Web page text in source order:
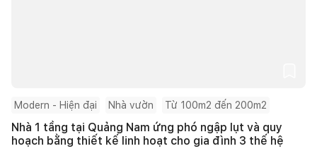
Modern - Hiện đại Nhà vườn Từ 100m2 đến 200m2
Nhà 1 tầng tại Quảng Nam ứng phó ngập lụt và quy
hoạch bằng thiết kế linh hoạt cho gia đình 3 thế hệ